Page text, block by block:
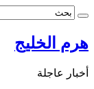
هرم الخليج
أخبار عاجلة